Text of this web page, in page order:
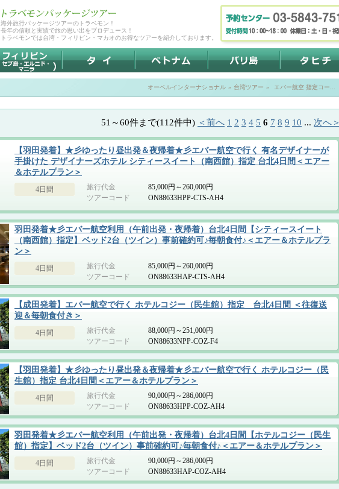
海外旅行パッケージツアーのトラベモン！
長年の信頼と実績で旅の思い出をプロデュース！
トラベモンでは台湾・フィリピン・マカオのお得なツアーを紹介しております。
オーベルインターナショナル » 台湾ツアー » エバー航空 指定コー...
51～60件まで(112件中) ＜前へ 1 2 3 4 5 6 7 8 9 10 ... 次へ＞
【羽田発着】★彡ゆったり昼出発＆夜帰着★彡エバー航空で行く 有名デザイナーが
手掛けた デザイナーズホテル シティースイート（南西館）指定 台北4日間＜エアー
＆ホテルプラン＞
4日間 旅行代金
85,000円～260,000円
ツアーコード
ON88633HPP-CTS-AH4
羽田発着★彡エバー航空利用（午前出発・夜帰着）台北4日間【シティースイート
（南西館）指定】ベッド2台（ツイン）事前確約可♪毎朝食付♪＜エアー＆ホテルプラ
ン＞
4日間 旅行代金
85,000円～260,000円
ツアーコード
ON88633HAP-CTS-AH4
【成田発着】エバー航空で行く ホテルコジー（民生館）指定 台北4日間 ＜往復送
迎＆毎朝食付き＞
4日間 旅行代金
88,000円～251,000円
ツアーコード
ON88633NPP-COZ-F4
【羽田発着】★彡ゆったり昼出発＆夜帰着★彡エバー航空で行く ホテルコジー（民
生館）指定 台北4日間＜エアー＆ホテルプラン＞
4日間 旅行代金
90,000円～286,000円
ツアーコード
ON88633HPP-COZ-AH4
羽田発着★彡エバー航空利用（午前出発・夜帰着）台北4日間【ホテルコジー（民生
館）指定】ベッド2台（ツイン）事前確約可♪毎朝食付♪＜エアー＆ホテルプラン＞
4日間 旅行代金
90,000円～286,000円
ツアーコード
ON88633HAP-COZ-AH4